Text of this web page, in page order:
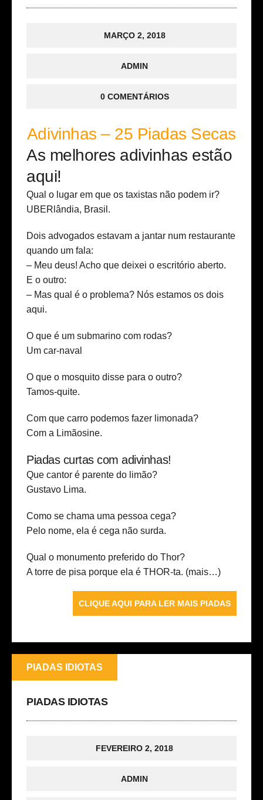
MARÇO 2, 2018
ADMIN
0 COMENTÁRIOS
Adivinhas – 25 Piadas Secas
As melhores adivinhas estão
aqui!
Qual o lugar em que os taxistas não podem ir?
UBERlândia, Brasil.
Dois advogados estavam a jantar num restaurante
quando um fala:
– Meu deus! Acho que deixei o escritório aberto.
E o outro:
– Mas qual é o problema? Nós estamos os dois
aqui.
O que é um submarino com rodas?
Um car-naval
O que o mosquito disse para o outro?
Tamos-quite.
Com que carro podemos fazer limonada?
Com a Limãosine.
Piadas curtas com adivinhas!
Que cantor é parente do limão?
Gustavo Lima.
Como se chama uma pessoa cega?
Pelo nome, ela é cega não surda.
Qual o monumento preferido do Thor?
A torre de pisa porque ela é THOR-ta. (mais…)
CLIQUE AQUI PARA LER MAIS PIADAS
PIADAS IDIOTAS
PIADAS IDIOTAS
FEVEREIRO 2, 2018
ADMIN